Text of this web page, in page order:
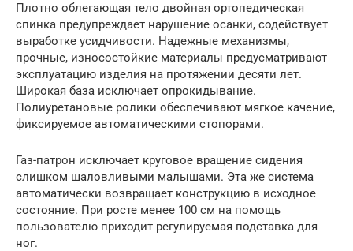
Плотно облегающая тело двойная ортопедическая
спинка предупреждает нарушение осанки, содействует
выработке усидчивости. Надежные механизмы,
прочные, износостойкие материалы предусматривают
эксплуатацию изделия на протяжении десяти лет.
Широкая база исключает опрокидывание.
Полиуретановые ролики обеспечивают мягкое качение,
фиксируемое автоматическими стопорами.
Газ-патрон исключает круговое вращение сидения
слишком шаловливыми малышами. Эта же система
автоматически возвращает конструкцию в исходное
состояние. При росте менее 100 см на помощь
пользователю приходит регулируемая подставка для
ног.